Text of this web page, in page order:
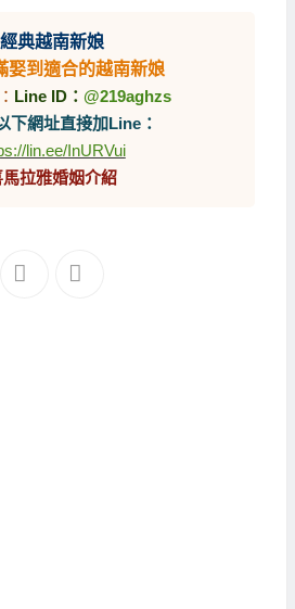
經典越南新娘
娶到適合的越南新娘
Line ID： @219aghzs
下網址直接加Line：
lin.ee/InURVui
馬拉雅婚姻介紹